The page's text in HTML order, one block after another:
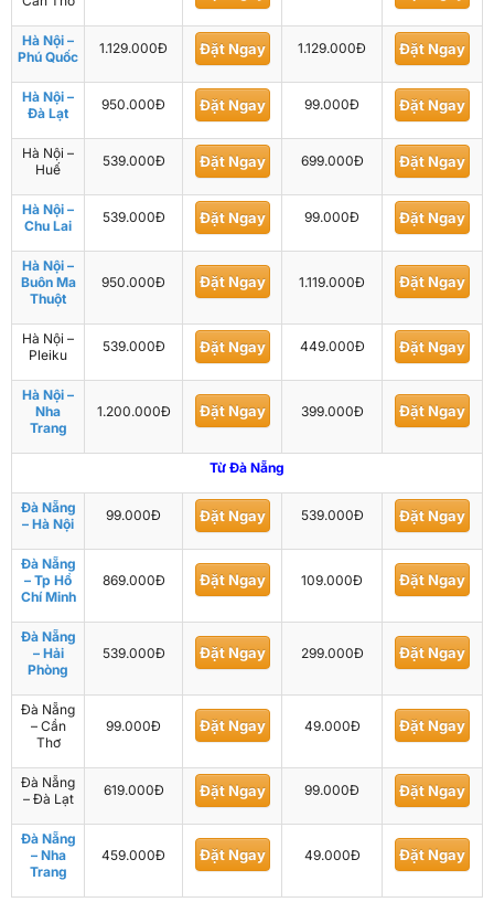
Hà Nội –
Phú Quốc
1.129.000Đ Đặt Ngay 1.129.000Đ Đặt Ngay
Hà Nội –
Đà Lạt
950.000Đ Đặt Ngay 99.000Đ Đặt Ngay
Hà Nội –
Huế
539.000Đ Đặt Ngay 699.000Đ Đặt Ngay
Hà Nội –
Chu Lai
539.000Đ Đặt Ngay 99.000Đ Đặt Ngay
Hà Nội –
Buôn Ma
Thuột
950.000Đ Đặt Ngay 1.119.000Đ Đặt Ngay
Hà Nội –
Pleiku
539.000Đ Đặt Ngay 449.000Đ Đặt Ngay
Hà Nội –
Nha
Trang
1.200.000Đ Đặt Ngay 399.000Đ Đặt Ngay
Từ Đà Nẵng
Đà Nẵng
– Hà Nội
99.000Đ Đặt Ngay 539.000Đ Đặt Ngay
Đà Nẵng
– Tp Hồ
Chí Minh
869.000Đ Đặt Ngay 109.000Đ Đặt Ngay
Đà Nẵng
– Hải
Phòng
539.000Đ Đặt Ngay 299.000Đ Đặt Ngay
Đà Nẵng
– Cần
Thơ
99.000Đ Đặt Ngay 49.000Đ Đặt Ngay
Đà Nẵng
– Đà Lạt
619.000Đ Đặt Ngay 99.000Đ Đặt Ngay
Đà Nẵng
– Nha
Trang
459.000Đ Đặt Ngay 49.000Đ Đặt Ngay